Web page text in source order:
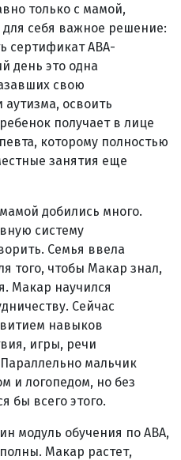
только с мамой,
себя важное решение:
сертификат ABA-
день это одна
свою
освоить
получает в лице
которому полностью
занятия еще
добились много.
систему
Семья ввела
того, чтобы Макар знал,
Макар научился
Сейчас
навыков
игры, речи
мальчик
и логопедом, но без
бы всего этого.
модуль обучения по ABA,
Макар растет,